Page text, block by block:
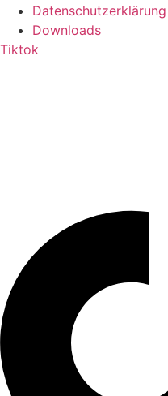
Datenschutzerklärung
Downloads
Tiktok